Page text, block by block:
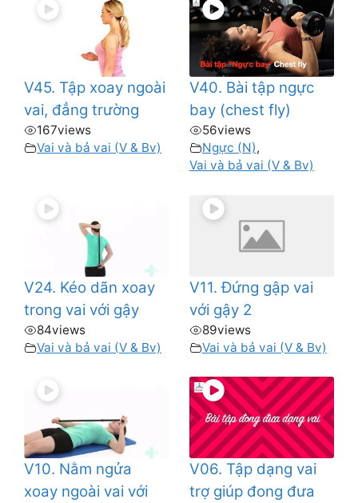
V45. Tập xoay ngoài
vai, đẳng trường
167views
Vai và bả vai (V & Bv)
V40. Bài tập ngực
bay (chest fly)
56views
Ngực (N),
Vai và bả vai (V & Bv)
V24. Kéo dãn xoay
trong vai với gậy
84views
Vai và bả vai (V & Bv)
V11. Đứng gập vai
với gậy 2
89views
Vai và bả vai (V & Bv)
V10. Nằm ngửa
xoay ngoài vai với
V06. Tập dạng vai
trợ giúp đong đưa